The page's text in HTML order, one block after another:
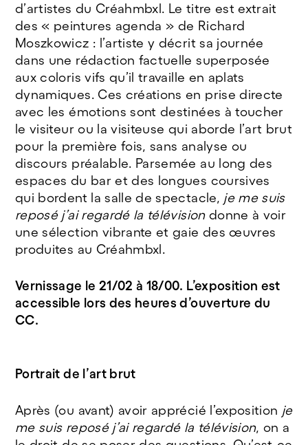
d’artistes du Créahmbxl. Le titre est extrait
des « peintures agenda » de Richard
Moszkowicz : l’artiste y décrit sa journée
dans une rédaction factuelle superposée
aux coloris vifs qu’il travaille en aplats
dynamiques. Ces créations en prise directe
avec les émotions sont destinées à toucher
le visiteur ou la visiteuse qui aborde l’art brut
pour la première fois, sans analyse ou
discours préalable. Parsemée au long des
espaces du bar et des longues coursives
qui bordent la salle de spectacle, je me suis
reposé j’ai regardé la télévision donne à voir
une sélection vibrante et gaie des œuvres
produites au Créahmbxl.
Vernissage le 21/02 à 18/00. L’exposition est
accessible lors des heures d’ouverture du
CC.
Portrait de l’art brut
Après (ou avant) avoir apprécié l’exposition je
me suis reposé j’ai regardé la télévision, on a